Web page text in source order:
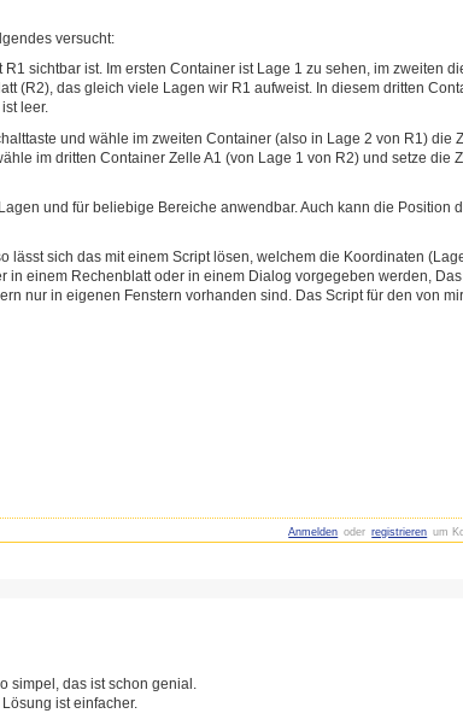
versucht:
sichtbar ist. Im ersten Container ist Lage 1 zu sehen, im zweiten
(R2), das gleich viele Lagen wir R1 aufweist. In diesem dritten
leer.
und wähle im zweiten Container (also in Lage 2 von R1) die
im dritten Container Zelle A1 (von Lage 1 von R2) und setze die
und für beliebige Bereiche anwendbar. Auch kann die Position
sich das mit einem Script lösen, welchem die Koordinaten
einem Rechenblatt oder in einem Dialog vorgegeben werden, Das
nur in eigenen Fenstern vorhanden sind. Das Script für den von
Anmelden oder registrieren um
simpel, das ist schon genial.
ist einfacher.